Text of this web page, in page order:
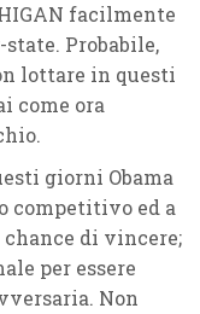
facilmente
Probabile,
lottare in questi
come ora
giorni Obama
competitivo ed a
di vincere;
per essere
Non